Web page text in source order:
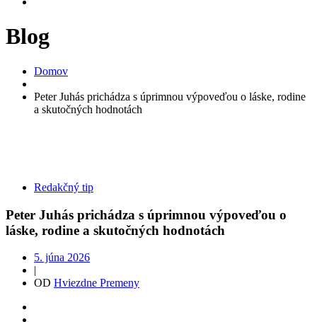
Blog
Domov
Peter Juhás prichádza s úprimnou výpoveďou o láske, rodine
a skutočných hodnotách
Redakčný tip
Peter Juhás prichádza s úprimnou výpoveďou o
láske, rodine a skutočných hodnotách
5. júna 2026
|
OD Hviezdne Premeny